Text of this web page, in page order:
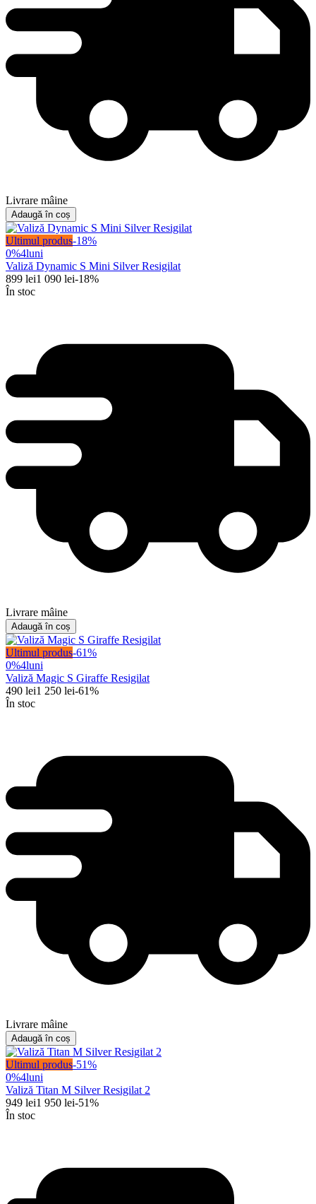
Livrare mâine
Adaugă în coș
Ultimul produs-18%
0%4luni
Valiză Dynamic S Mini Silver Resigilat
899 lei1 090 lei-18%
În stoc
Livrare mâine
Adaugă în coș
Ultimul produs-61%
0%4luni
Valiză Magic S Giraffe Resigilat
490 lei1 250 lei-61%
În stoc
Livrare mâine
Adaugă în coș
Ultimul produs-51%
0%4luni
Valiză Titan M Silver Resigilat 2
949 lei1 950 lei-51%
În stoc